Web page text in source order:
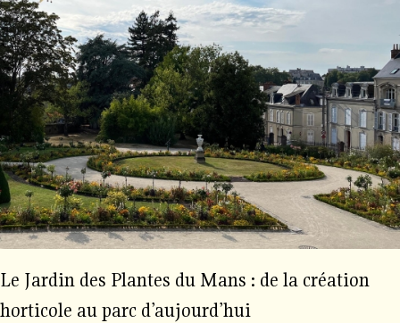
Le Jardin des Plantes du Mans : de la création
horticole au parc d’aujourd’hui